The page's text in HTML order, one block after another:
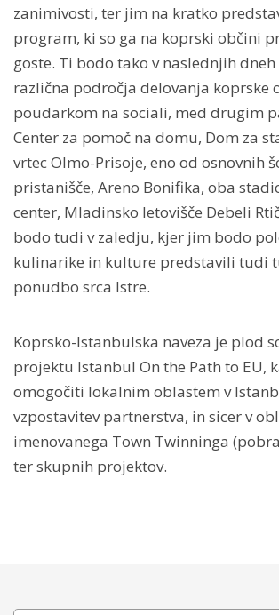
zanimivosti, ter jim na kratko
program, ki so ga na koprski občini
goste. Ti bodo tako v naslednjih
različna področja delovanja koprske
poudarkom na sociali, med drugim
Center za pomoč na domu, Dom za
vrtec Olmo-Prisoje, eno od osnovnih
pristanišče, Areno Bonifika, oba
center, Mladinsko letovišče Debeli
bodo tudi v zaledju, kjer jim bodo
kulinarike in kulture predstavili tudi
ponudbo srca Istre.
Koprsko-Istanbulska naveza je plod
projektu Istanbul On the Path to EU,
omogočiti lokalnim oblastem v
vzpostavitev partnerstva, in sicer v
imenovanega Town Twinninga
ter skupnih projektov.